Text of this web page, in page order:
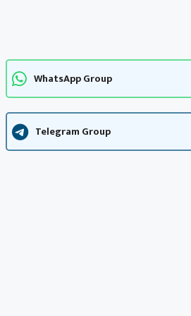
WhatsApp Group
Telegram Group